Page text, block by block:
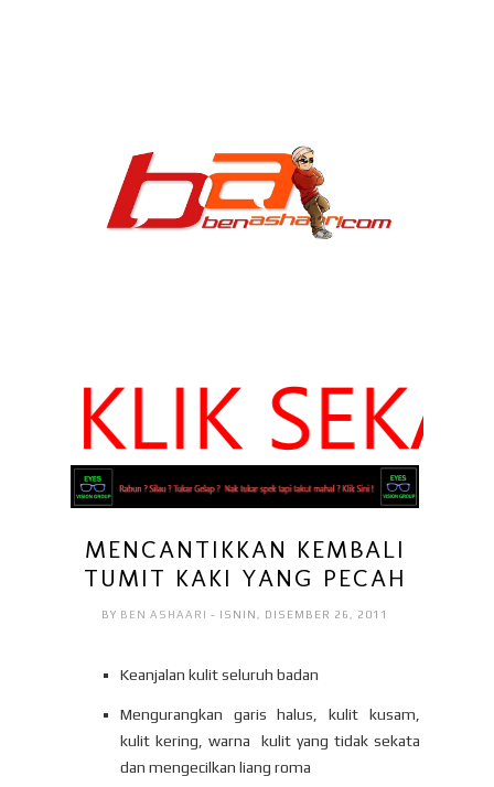
MENCANTIKKAN KEMBALI
TUMIT KAKI YANG PECAH
BY BEN ASHAARI- ISNIN, DISEMBER 26, 2011
Keanjalan kulit seluruh badan
Mengurangkan garis halus, kulit kusam,
kulit kering, warna kulit yang tidak sekata
dan mengecilkan liang roma